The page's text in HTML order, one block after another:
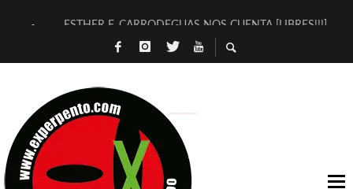
ESTHER F. CARRODEGUAS NOS CUENTA [LIBRES!!!]
[TERRA DE GUAPES] DE SANDRA MONFORT
TIMBRE 4, LA ESCUELA DEL DIRECTOR TEATRAL CLAUDIO
30 AÑOS (NO ES NADA) DE LA KATARSIS DEL TOMATAZO
MILITARES JUDÍAS EN #EXVITA